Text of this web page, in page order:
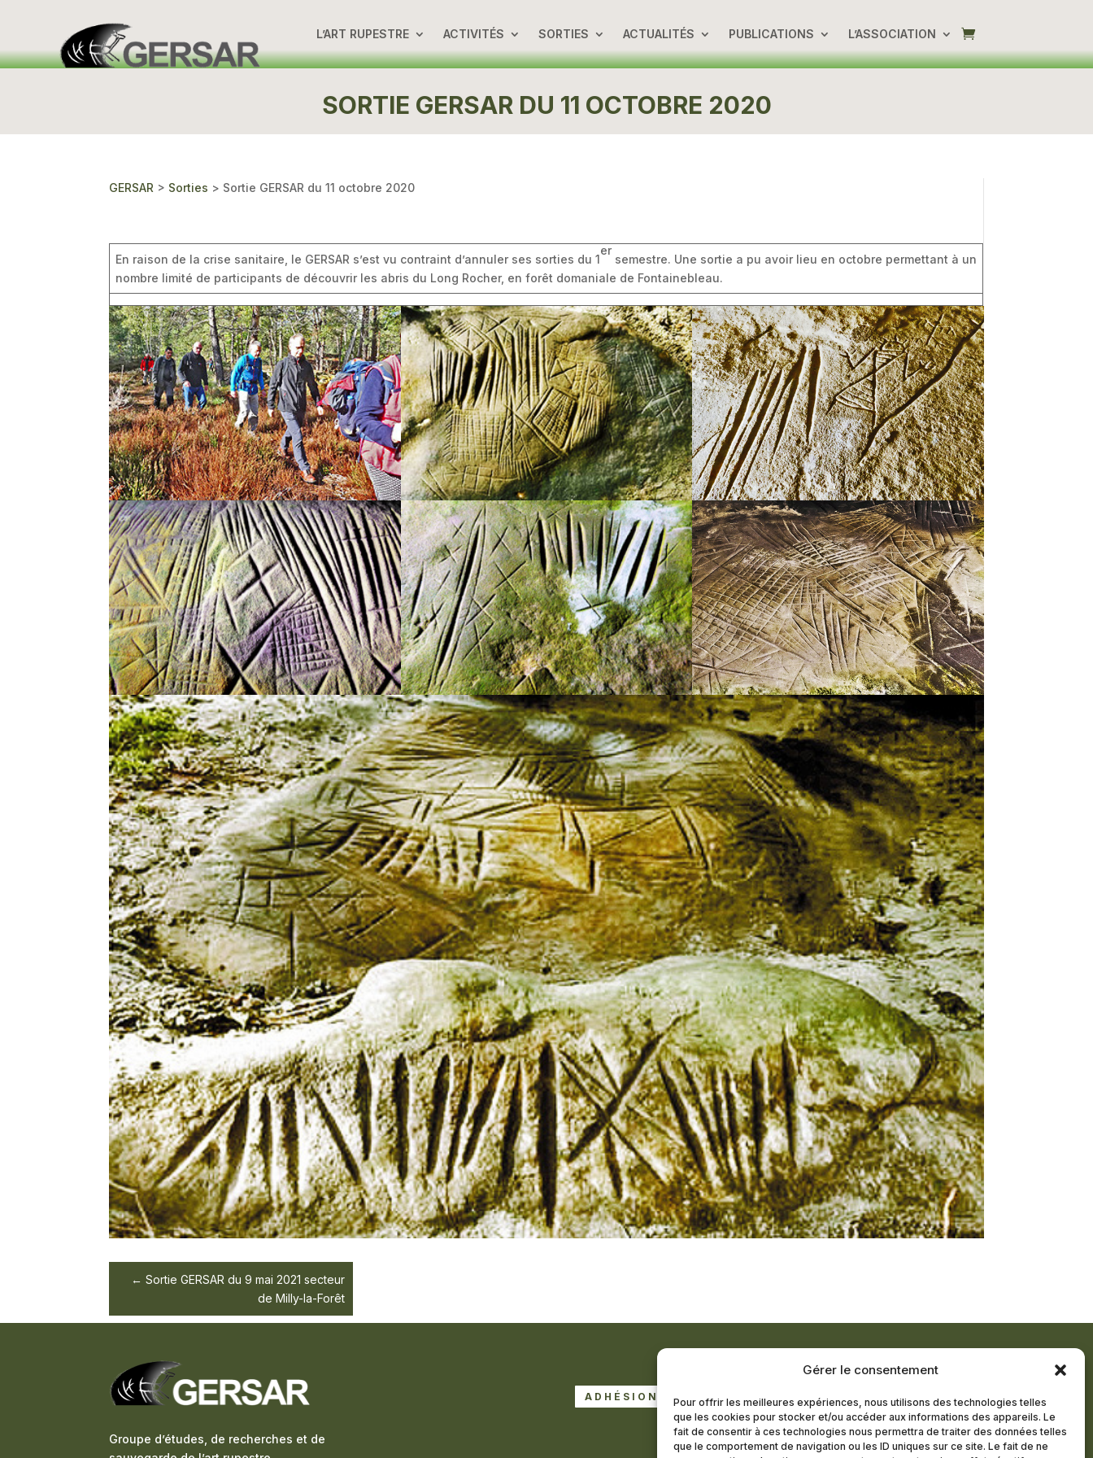
Gérer le consentement
Pour offrir les meilleures expériences, nous utilisons des technologies telles
que les cookies pour stocker et/ou accéder aux informations des appareils. Le
fait de consentir à ces technologies nous permettra de traiter des données telles
que le comportement de navigation ou les ID uniques sur ce site. Le fait de ne
L’ART RUPESTRE ACTIVITÉS SORTIES ACTUALITÉS PUBLICATIONS L’ASSOCIATION
SORTIE GERSAR DU 11 OCTOBRE 2020
GERSAR > Sorties > Sortie GERSAR du 11 octobre 2020
En raison de la crise sanitaire, le GERSAR s’est vu contraint d’annuler ses sorties du 1
er
semestre. Une sortie a pu avoir lieu en octobre permettant à un
nombre limité de participants de découvrir les abris du Long Rocher, en forêt domaniale de Fontainebleau.
Sortie GERSAR du 9 mai 2021 secteur
de Milly-la-Forêt
Groupe d’études, de recherches et de
ADHÉSION À LA LETTRE D’INFORMATION
DEVENIR MEMBRE